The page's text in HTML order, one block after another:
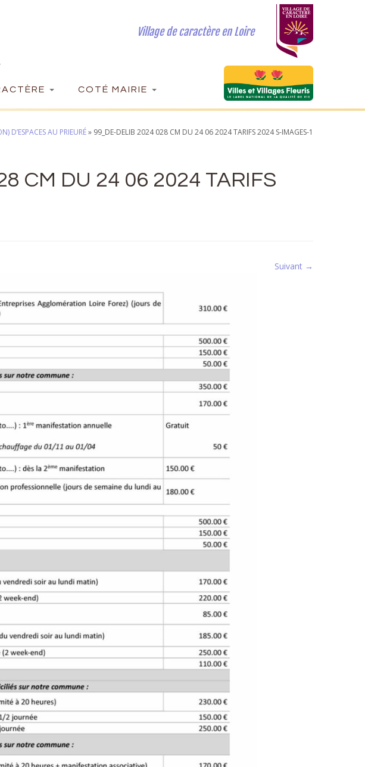
Village de caractère en Loire
COTÉ MAIRIE
D’ESPACES AU PRIEURÉ» 99_DE-DELIB 2024 028 CM DU 24 06 2024 TARIFS 2024 S-IMAGES-1
CM DU 24 06 2024 TARIFS
Suivant →